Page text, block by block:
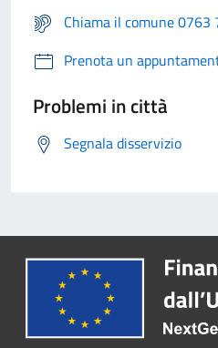
Chiama il comune 0763
Prenota un
Problemi in città
Segnala disservizio